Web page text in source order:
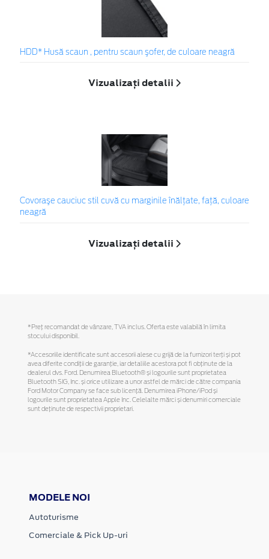
HDD* Husă scaun , pentru scaun şofer, de culoare neagră
Vizualizați detalii
Covoraşe cauciuc stil cuvă cu marginile înălțate, față, culoare
neagră
Vizualizați detalii
*Preţ recomandat de vânzare, TVA inclus. Oferta este valabilă în limita
stocului disponibil.
*Accesoriile identificate sunt accesorii alese cu grijă de la furnizori terți și pot
avea diferite condiții de garanție, iar detaliile acestora pot fi obținute de la
dealerul dvs. Ford. Denumirea Bluetooth® și logourile sunt proprietatea
Bluetooth SIG, Inc. și orice utilizare a unor astfel de mărci de către compania
Ford Motor Company se face sub licență. Denumirea iPhone/iPod și
logourile sunt proprietatea Apple Inc. Celelalte mărci și denumiri comerciale
sunt deținute de respectivii proprietari.
MODELE NOI
Autoturisme
Comerciale & Pick Up-uri